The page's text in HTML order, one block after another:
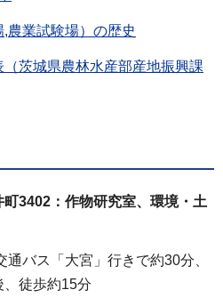
農業試験場）の歴史
茨城県農林水産部産地振興課
3402：作物研究室、環境・土
バス「大宮」行きで約30分、
、徒歩約15分